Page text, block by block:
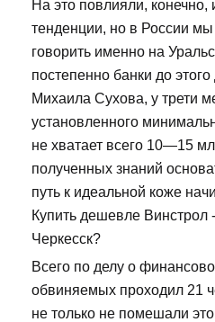
На это повлияли,
тенденции, но в России
говорить именно на
постепенно банки до
Михаила Сухова, у трети
установленного
не хватает всего 10—15
полученных знаний
путь к идеальной коже
Купить дешевле Винстрол
Черкесск?
Всего по делу о
обвиняемых проходил 21
не только не помешали